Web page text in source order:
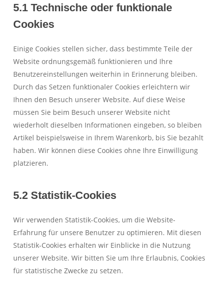
5.1 Technische oder funktionale
Cookies
Einige Cookies stellen sicher, dass bestimmte Teile der
Website ordnungsgemäß funktionieren und Ihre
Benutzereinstellungen weiterhin in Erinnerung bleiben.
Durch das Setzen funktionaler Cookies erleichtern wir
Ihnen den Besuch unserer Website. Auf diese Weise
müssen Sie beim Besuch unserer Website nicht
wiederholt dieselben Informationen eingeben, so bleiben
Artikel beispielsweise in Ihrem Warenkorb, bis Sie bezahlt
haben. Wir können diese Cookies ohne Ihre Einwilligung
platzieren.
5.2 Statistik-Cookies
Wir verwenden Statistik-Cookies, um die Website-
Erfahrung für unsere Benutzer zu optimieren. Mit diesen
Statistik-Cookies erhalten wir Einblicke in die Nutzung
unserer Website. Wir bitten Sie um Ihre Erlaubnis, Cookies
für statistische Zwecke zu setzen.